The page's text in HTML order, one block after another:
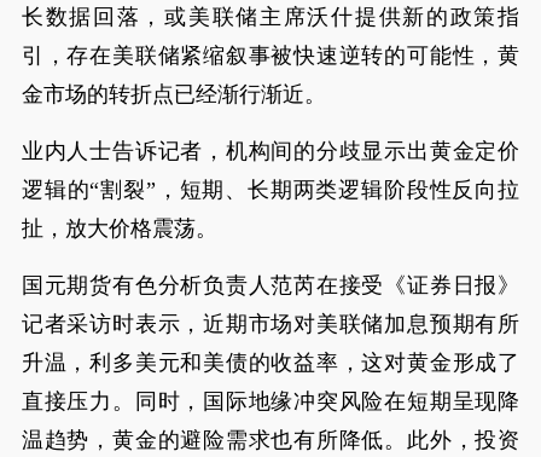
长数据回落，或美联储主席沃什提供新的政策指
引，存在美联储紧缩叙事被快速逆转的可能性，黄
金市场的转折点已经渐行渐近。
业内人士告诉记者，机构间的分歧显示出黄金定价
逻辑的“割裂”，短期、长期两类逻辑阶段性反向拉
扯，放大价格震荡。
国元期货有色分析负责人范芮在接受《证券日报》
记者采访时表示，近期市场对美联储加息预期有所
升温，利多美元和美债的收益率，这对黄金形成了
直接压力。同时，国际地缘冲突风险在短期呈现降
温趋势，黄金的避险需求也有所降低。此外，投资